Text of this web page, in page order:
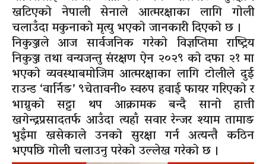
खटिएको नेपाली सेनाले आत्मरक्षाका लागि गोली
चलाउँदा मकुनाको मृत्यु भएको जानकारी दिएको छ ।
निकुञ्जले आज सार्वजनिक गरेको विज्ञप्तिमा राष्ट्रिय
निकुञ्ज तथा वन्यजन्तु संरक्षण ऐन २०२९ को दफा २१ मा
भएको व्यवस्थाबमोजिम आत्मरक्षाका लागि टोलीले दुई
राउन्ड ‘वार्निङ’ ९चेतावनी० स्वरुप हवाई फायर गरिएको र
भाग्नुको सट्टा थप आक्रामक बन्दै सानो हात्ती
खगेन्द्रप्रसादतर्फ आउँदा त्यहाँ सवार रेन्जर श्याम तामाङ
भुइँमा खसेकाले उनको सुरक्षा गर्न अत्यन्तै कठिन
भएपछि गोली चलाउनु परेको उल्लेख गरेको छ ।